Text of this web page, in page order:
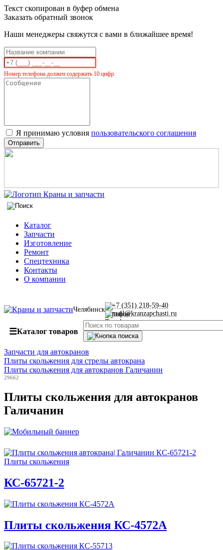
Текст скопирован в буфер обмена
Заказать обратный звонок
Наши менеджеры свяжутся с вами в ближайшее время!
Номер телефона должен содержать 10 цифр.
Я принимаю условия пользовательского соглашения
Отправить
Каталог
Запчасти
Изготовление
Ремонт
Спецтехника
Контакты
О компании
Челябинск
+7 (351) 218-59-40
mail@kranzapchasti.ru
☰Каталог товаров
Запчасти для автокранов
Плиты скольжения для стрелы автокрана
Плиты скольжения для автокранов Галичанин
29662
Плиты скольжения для автокранов
Галичанин
Плиты скольжения
КС-65721-2
Плиты скольжения КС-4572А